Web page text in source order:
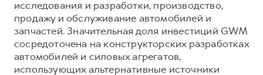
исследования и разработки, производство,
продажу и обслуживание автомобилей и
запчастей. Значительная доля инвестиций GWM
сосредоточена на конструкторских разработках
автомобилей и силовых агрегатов,
использующих альтернативные источники